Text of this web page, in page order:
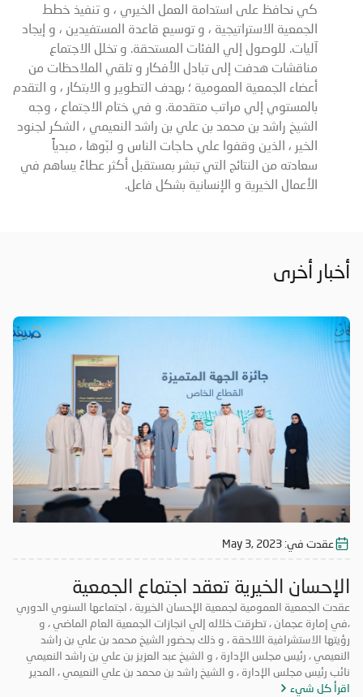
كي نحافظ على استدامة العمل الخيري ، و تنفيذ خطط
الجمعية الاستراتيجية ، و توسيع قاعدة المستفيدين ، و إيجاد
آليات. للوصول إلي الفئات المستحقة. و تخلل الاجتماع
مناقشات هدفت إلى تبادل الأفكار و تلقي الملاحظات من
أعضاء الجمعية العمومية ؛ بهدف التطوير و الابتكار ، و التقدم
بالمستوي إلي مراتب متقدمة. و في ختام الاجتماع ، وجه
الشيخ راشد بن محمد بن علي بن راشد النعيمي ، الشكر لجنود
الخير ، الذين وقفوا علي حاجات الناس و لبّوها ، مبدياً
سعادته من النتائج التي تبشر بمستقبل أكثر عطاءً يساهم في
الأعمال الخيرية و الإنسانية بشكل فاعل.
أخبار أخرى
عقدت في: May 3, 2023
الإحسان الخيرية تعقد اجتماع الجمعية
العمومية لعام 2023
عقدت الجمعية العمومية لجمعية الإحسان الخيرية ، اجتماعها السنوي الدوري
،في إمارة عجمان ، تطرقت خلاله إلي انجازات الجمعية العام الماضي ، و
رؤيتها الاستشرافية اللاحقة ، و ذلك بحضور الشيخ محمد بن علي بن راشد
النعيمي ، رئيس مجلس الإدارة ، و الشيخ عبد العزيز بن علي بن راشد النعيمي
نائب رئيس مجلس الإدارة ، و الشيخ راشد بن محمد بن علي النعيمي ، المدير
اقرأ كل شيء